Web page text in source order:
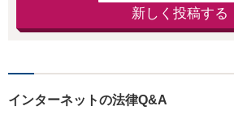
新しく投稿する
インターネットの法律Q&A